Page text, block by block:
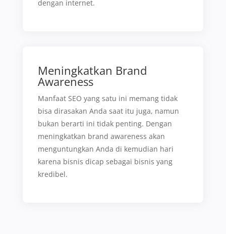
dengan internet.
Meningkatkan Brand
Awareness
Manfaat SEO yang satu ini memang tidak
bisa dirasakan Anda saat itu juga, namun
bukan berarti ini tidak penting. Dengan
meningkatkan brand awareness akan
menguntungkan Anda di kemudian hari
karena bisnis dicap sebagai bisnis yang
kredibel.